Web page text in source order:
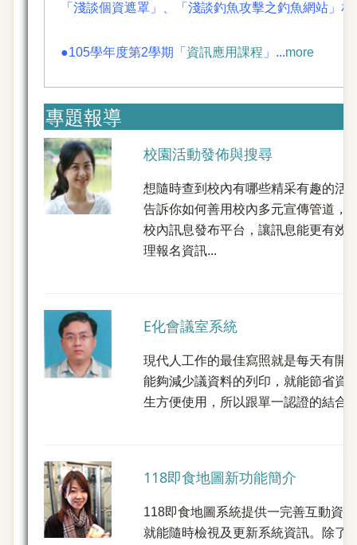
「淺談個資遮罩」、「淺談釣魚攻擊之釣魚網站」相
●105學年度第2學期「 資訊應用課程 」...more
專題報導
校園活動發佈與搜尋
想隨時查到校內有哪些精采有趣的活
告訴你如何善用校內多元宣傳管道，
校內訊息發布平台，讓訊息能更有效
理報名資訊...
E化會議室系統
現代人工作的最佳寫照就是每天有開
能夠減少議資料的列印，就能節省資
生方便使用，所以跟單一認證的結合
118即食地圖新功能簡介
118即食地圖系統提供一完善互動資
就能隨時檢視及更新系統資訊。除了